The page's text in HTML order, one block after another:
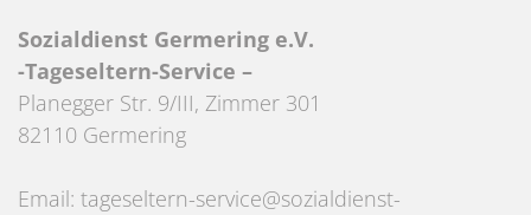
Sozialdienst Germering e.V.
-Tageseltern-Service –
Planegger Str. 9/III, Zimmer 301
82110 Germering
Email: tageseltern-service@sozialdienst-